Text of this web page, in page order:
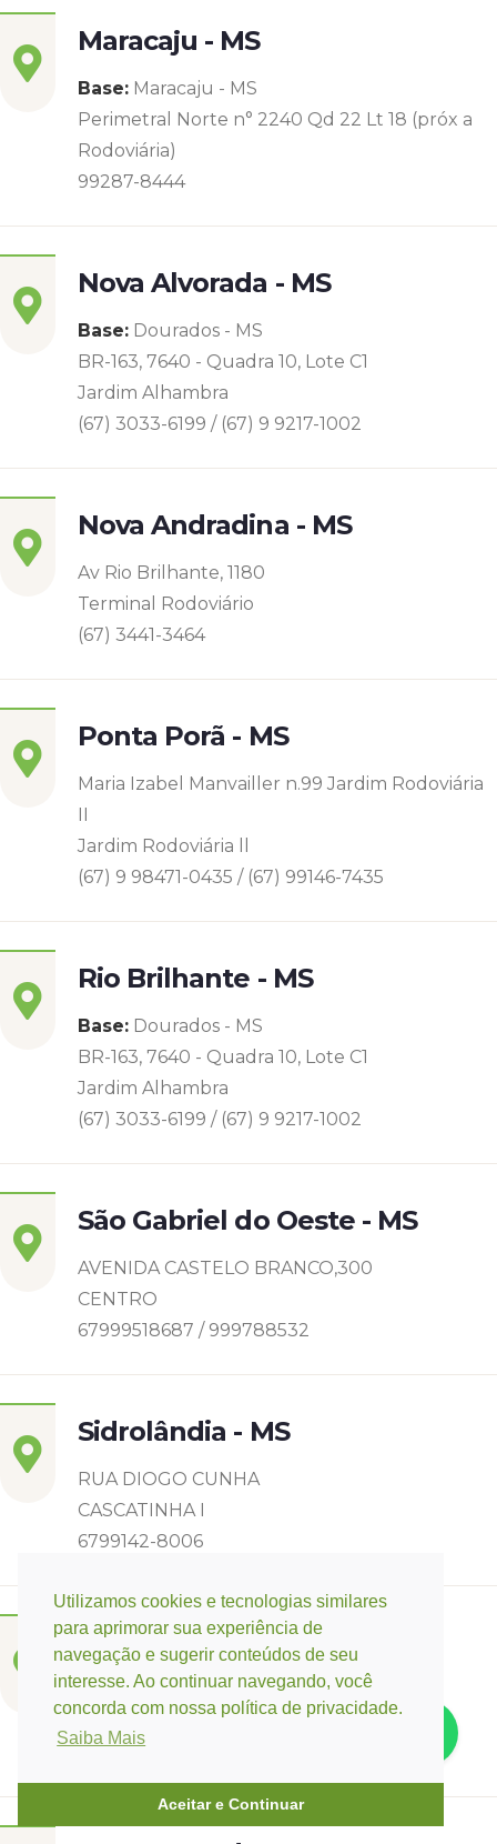
Utilizamos cookies e tecnologias similares
para aprimorar sua experiência de
navegação e sugerir conteúdos de seu
interesse. Ao continuar navegando, você
concorda com nossa política de privacidade.
Saiba Mais
Aceitar e Continuar
Maracaju - MS
Base: Maracaju - MS
Perimetral Norte n° 2240 Qd 22 Lt 18 (próx a
Rodoviária)
99287-8444
Nova Alvorada - MS
Base: Dourados - MS
BR-163, 7640 - Quadra 10, Lote C1
Jardim Alhambra
(67) 3033-6199 / (67) 9 9217-1002
Nova Andradina - MS
Av Rio Brilhante, 1180
Terminal Rodoviário
(67) 3441-3464
Ponta Porã - MS
Maria Izabel Manvailler n.99 Jardim Rodoviária
II
Jardim Rodoviária ll
(67) 9 98471-0435 / (67) 99146-7435
Rio Brilhante - MS
Base: Dourados - MS
BR-163, 7640 - Quadra 10, Lote C1
Jardim Alhambra
(67) 3033-6199 / (67) 9 9217-1002
São Gabriel do Oeste - MS
AVENIDA CASTELO BRANCO,300
CENTRO
67999518687 / 999788532
Sidrolândia - MS
RUA DIOGO CUNHA
CASCATINHA I
6799142-8006
Três Lagoas - MS
Rua Eurídice Chagas Cruz, 2675
Centro
(67) 9 9249-5406